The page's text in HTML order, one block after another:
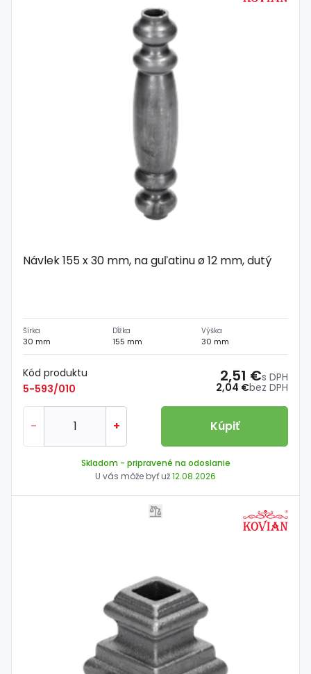
Návlek 155 x 30 mm, na guľatinu ø 12 mm, dutý
Šírka
30 mm
Dĺžka
155 mm
Výška
30 mm
Kód produktu
5-593/010
2,04 €bez DPH
2,51 €s DPH
- + Kúpiť
Skladom - pripravené na odoslanie
U vás môže byť už12.08.2026